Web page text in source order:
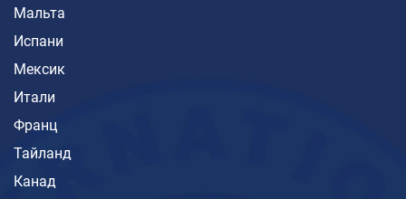
Мальта
Испани
Мексик
Итали
Франц
Тайланд
Канад